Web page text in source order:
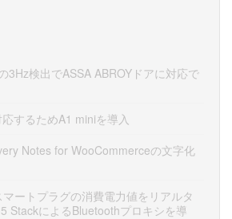
3Hz検出でASSA ABROYドアに対応で
するためA1 miniを導入
Notes for WooCommerceの文字化
ートプラグの消費電力値をリアルタ
StackによるBluetoothプロキシを導